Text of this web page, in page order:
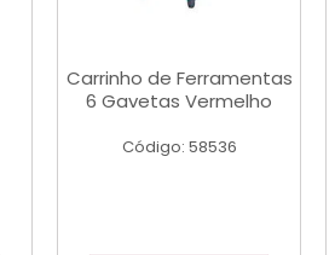
Carrinho de Ferramentas
6 Gavetas Vermelho
Código: 58536